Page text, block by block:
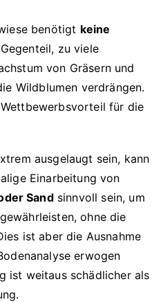
benötigt keine
zu viele
von Gräsern und
Wildblumen verdrängen.
für die
ausgelaugt sein, kann
Einarbeitung von
Sandsinnvoll sein, um
ohne die
ist aber die Ausnahme
erwogen
ist weitaus schädlicher als